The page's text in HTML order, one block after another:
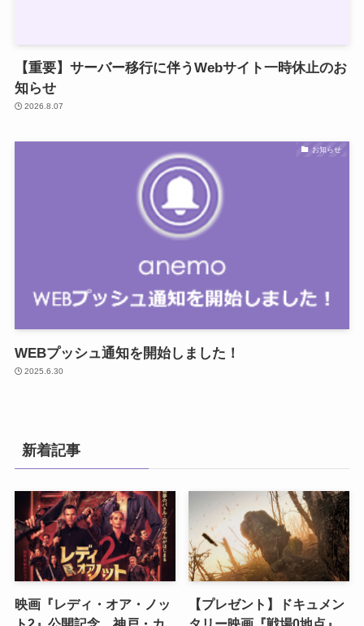
【重要】サーバー移行に伴うWebサイト一時休止のお
知らせ
2026.8.07
お知らせ
WEBプッシュ通知を開始しました！
2025.6.30
新着記事
映画『レディ・オア・ノッ
【プレゼント】ドキュメン